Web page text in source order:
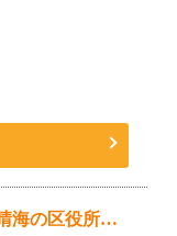
【週2～3日＊長期＊未経験歓迎！】晴海の区役所でのお客様対応◆時給1,400円+交通費支給◎土日祝休み♪